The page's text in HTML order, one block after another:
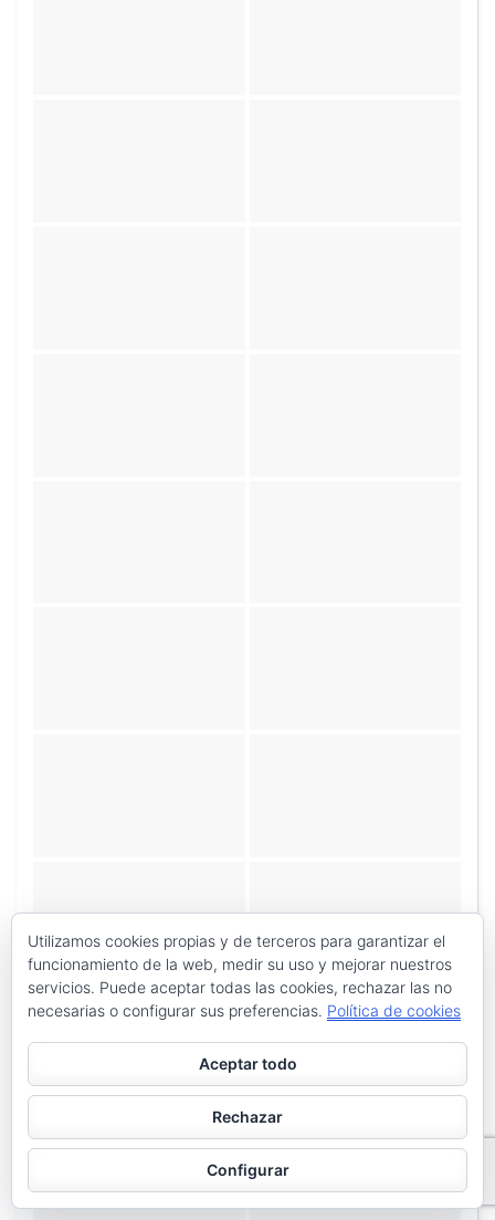
Utilizamos cookies propias y de terceros para garantizar el
funcionamiento de la web, medir su uso y mejorar nuestros
servicios. Puede aceptar todas las cookies, rechazar las no
necesarias o configurar sus preferencias. Política de cookies
Aceptar todo
Rechazar
Configurar